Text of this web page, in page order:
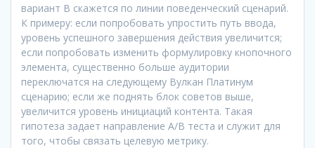
вариант B скажетcя по линии поведенческий сценарий.
К примеру: если попробовать упростить путь ввода,
уровень успешного завершения действия увеличится;
если попробовать изменить формулировку кнопочного
элемента, существенно больше аудитории
переключатся на следующему Вулкан Платинум
сценарию; если же поднять блок советов выше,
увеличится уровень инициаций контента. Такая
гипотеза задает направление A/B теста и служит для
того, чтобы связать целевую метрику.